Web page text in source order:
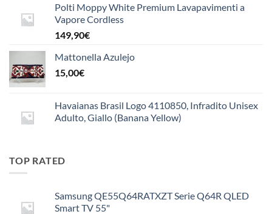
Polti Moppy White Premium Lavapavimenti a
Vapore Cordless
149,90€
Mattonella Azulejo
15,00€
Havaianas Brasil Logo 4110850, Infradito Unisex
Adulto, Giallo (Banana Yellow)
TOP RATED
Samsung QE55Q64RATXZT Serie Q64R QLED
Smart TV 55"